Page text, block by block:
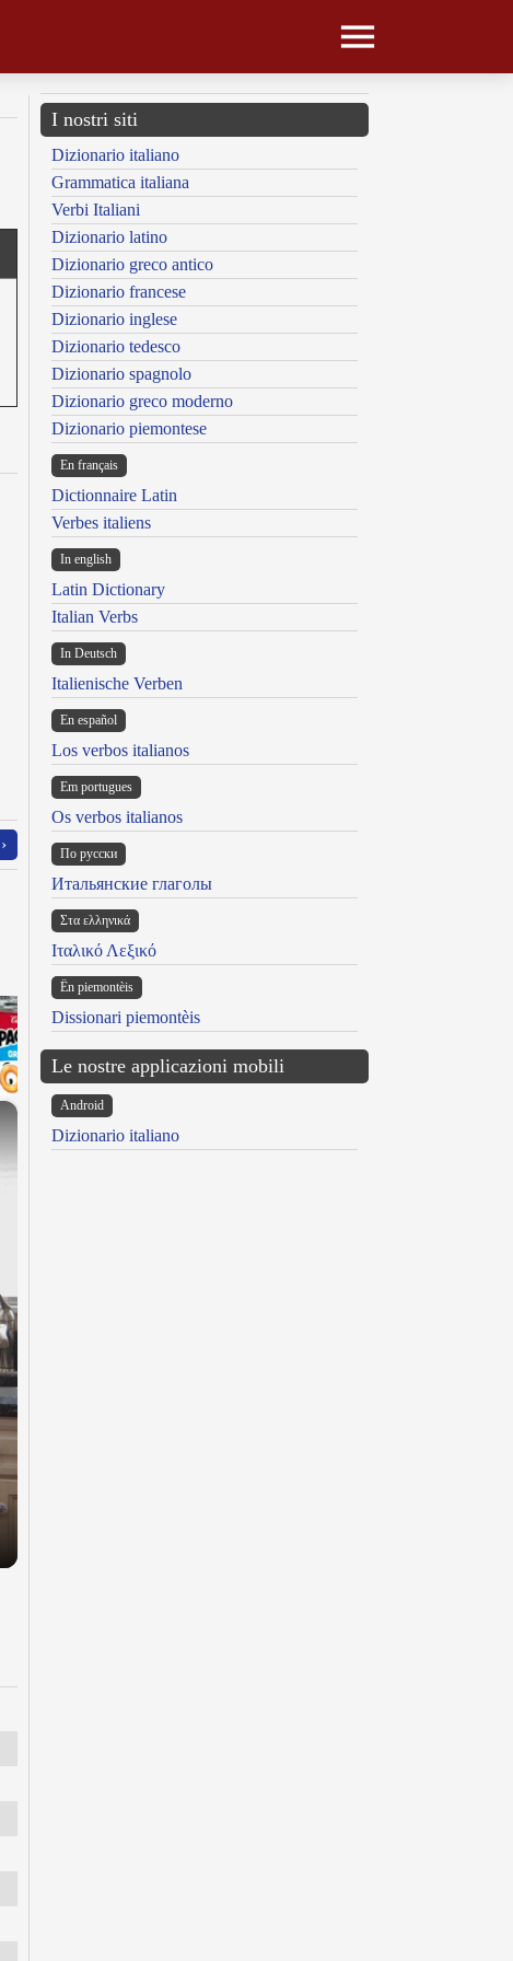
×
I nostri siti
Dizionario italiano
Grammatica italiana
Verbi Italiani
Dizionario latino
Dizionario greco antico
Dizionario francese
Dizionario inglese
Dizionario tedesco
Dizionario spagnolo
Dizionario greco moderno
Dizionario piemontese
En français
Dictionnaire Latin
Verbes italiens
In english
Latin Dictionary
Italian Verbs
In Deutsch
Italienische Verben
En español
Los verbos italianos
Em portugues
Os verbos italianos
По русски
Итальянские глаголы
Στα ελληνικά
Ιταλικό Λεξικό
Ën piemontèis
Dissionari piemontèis
Le nostre applicazioni mobili
Android
Dizionario italiano